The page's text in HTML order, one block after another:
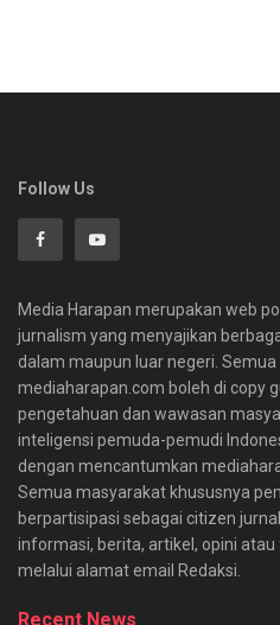
Follow Us
Media Harapan merupakan web
jurnalism yang menyajikan
dalam maupun luar negeri.
mediaharapan.com boleh di copy
pengetahuan dan wawasan
inteligensi pemuda-pemudi
dengan mencantumkan
Semua masyarakat khususnya
berpartisipasi sebagai citizen
informasi, berita, artikel, opini
melalui alamat email Redaksi.
Recent News